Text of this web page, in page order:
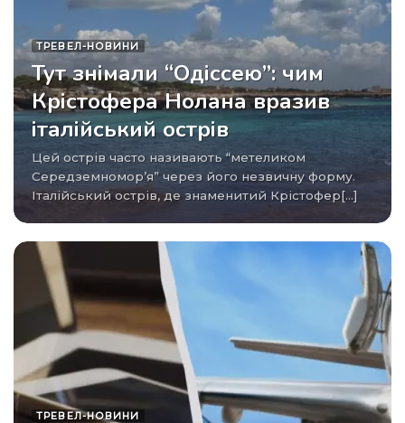
ТРЕВЕЛ-НОВИНИ
Тут знімали “Одіссею”: чим
Крістофера Нолана вразив
італійський острів
Цей острів часто називають “метеликом
Середземномор’я” через його незвичну форму.
Італійський острів, де знаменитий Крістофер[...]
ТРЕВЕЛ-НОВИНИ